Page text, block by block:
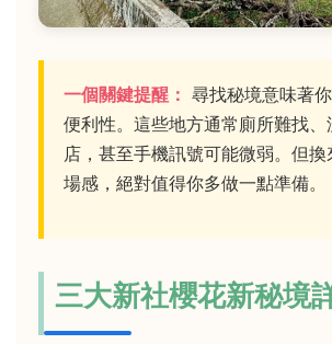
一個關鍵提醒： 尋找秘境意味著
便利性。這些地方通常廁所難找、
店，甚至手機訊號可能微弱。但
場感，絕對值得你多做一點準備。
三大新社櫻花新秘境